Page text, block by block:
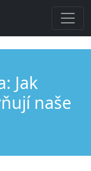
Jak
naše